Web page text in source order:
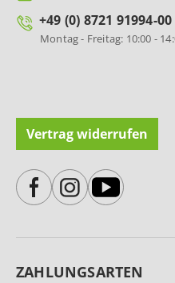
+49 (0) 8721 91994-00
Montag - Freitag: 10:00 -
Vertrag widerrufen
ZAHLUNGSARTEN